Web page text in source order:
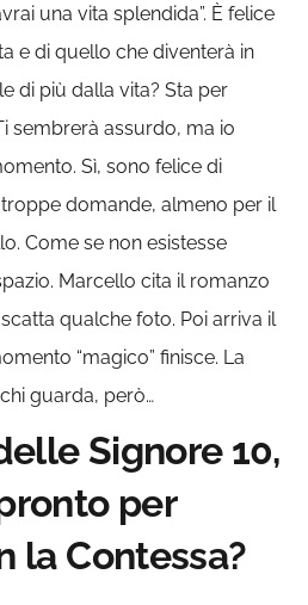
una vita splendida”. È felice
e di quello che diventerà in
di più dalla vita? Sta per
sembrerà assurdo, ma io
Sì, sono felice di
domande, almeno per il
Come se non esistesse
Marcello cita il romanzo
scatta qualche foto. Poi arriva il
“magico” finisce. La
guarda, però…
Signore 10,
per
la Contessa?